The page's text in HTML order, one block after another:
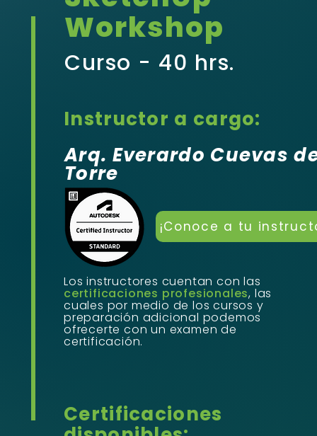
Workshop
Curso - 40 hrs.
Instructor a cargo:
Arq. Everardo Cuevas
Torre
¡Conoce a tu
Los instructores cuentan con las
certificaciones profesionales, las
cuales por medio de los cursos y
preparación adicional podemos
ofrecerte con un examen de
certificación.
Certificaciones